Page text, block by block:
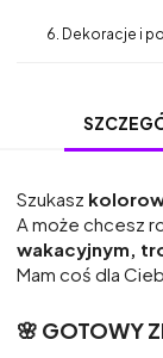
6. Dekoracje i
Szukasz
A może chcesz
wakacyjnym,
Mam coś dla
🌸 GOTOWY